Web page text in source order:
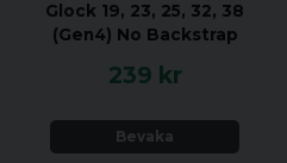
Glock 19, 23, 25, 32, 38
(Gen4) No Backstrap
239 kr
Bevaka